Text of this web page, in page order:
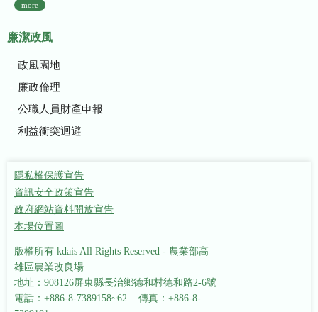
more
廉潔政風
政風園地
廉政倫理
公職人員財產申報
利益衝突迴避
隱私權保護宣告
資訊安全政策宣告
政府網站資料開放宣告
本場位置圖
版權所有 kdais All Rights Reserved - 農業部高
雄區農業改良場
地址：908126屏東縣長治鄉德和村德和路2-6號
電話：+886-8-7389158~62 傳真：+886-8-